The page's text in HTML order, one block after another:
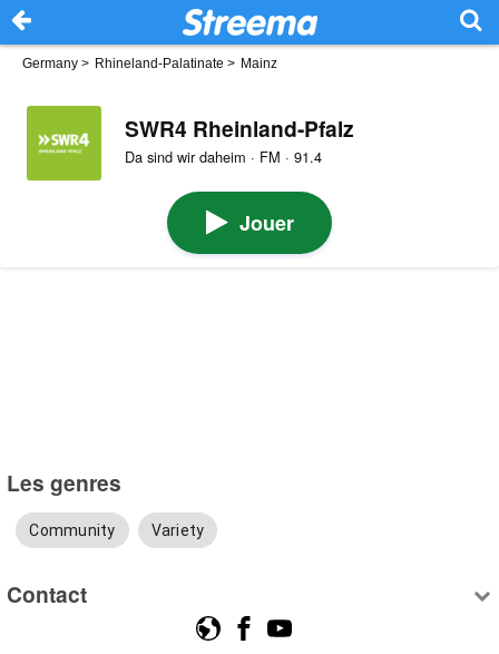
Germany > Rhineland-Palatinate > Mainz
SWR4 Rheinland-Pfalz
Da sind wir daheim · FM · 91.4
Jouer
Les genres
Community Variety
Contact